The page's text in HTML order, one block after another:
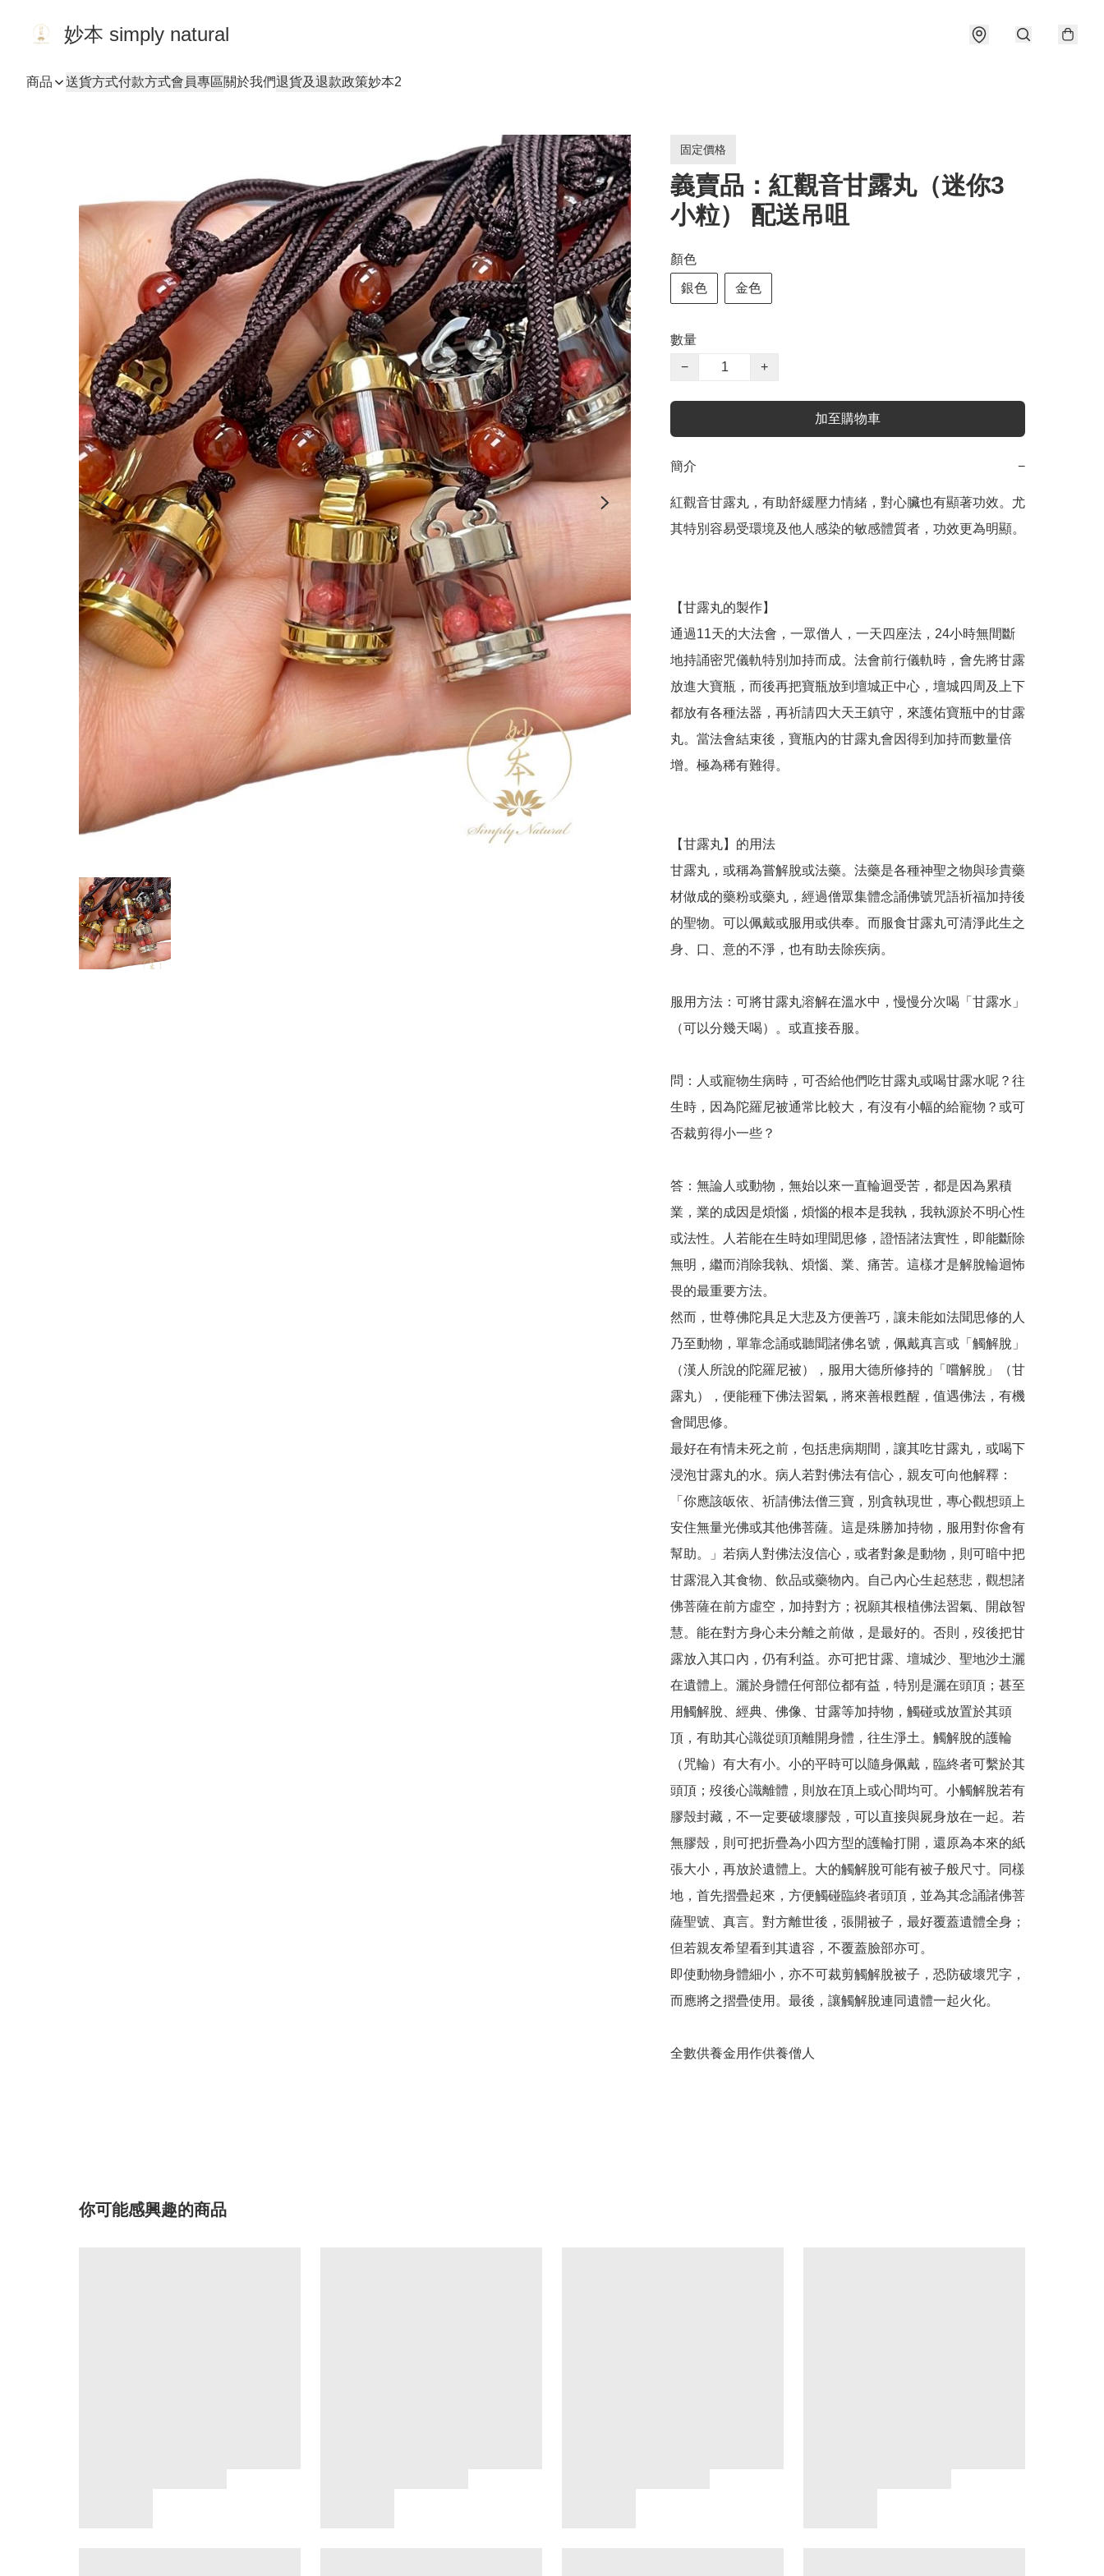
妙本 simply natural
商品 送貨方式付款方式會員專區關於我們退貨及退款政策妙本2
固定價格
義賣品：紅觀音甘露丸（迷你3
小粒） 配送吊咀
顏色
銀色 金色
數量
−
+
加至購物車
簡介 −
紅觀音甘露丸，有助舒緩壓力情緒，對心臟也有顯著功效。尤
其特別容易受環境及他人感染的敏感體質者，功效更為明顯。
【甘露丸的製作】
通過11天的大法會，一眾僧人，一天四座法，24小時無間斷
地持誦密咒儀軌特別加持而成。法會前行儀軌時，會先將甘露
放進大寶瓶，而後再把寶瓶放到壇城正中心，壇城四周及上下
都放有各種法器，再祈請四大天王鎮守，來護佑寶瓶中的甘露
丸。當法會結束後，寶瓶內的甘露丸會因得到加持而數量倍
增。極為稀有難得。
【甘露丸】的用法
甘露丸，或稱為嘗解脫或法藥。法藥是各種神聖之物與珍貴藥
材做成的藥粉或藥丸，經過僧眾集體念誦佛號咒語祈福加持後
的聖物。可以佩戴或服用或供奉。而服食甘露丸可清淨此生之
身、口、意的不淨，也有助去除疾病。
服用方法：可將甘露丸溶解在溫水中，慢慢分次喝「甘露水」
（可以分幾天喝）。或直接吞服。
問：人或寵物生病時，可否給他們吃甘露丸或喝甘露水呢？往
生時，因為陀羅尼被通常比較大，有沒有小幅的給寵物？或可
否裁剪得小一些？
答：無論人或動物，無始以來一直輪迴受苦，都是因為累積
業，業的成因是煩惱，煩惱的根本是我執，我執源於不明心性
或法性。人若能在生時如理聞思修，證悟諸法實性，即能斷除
無明，繼而消除我執、煩惱、業、痛苦。這樣才是解脫輪迴怖
畏的最重要方法。
然而，世尊佛陀具足大悲及方便善巧，讓未能如法聞思修的人
乃至動物，單靠念誦或聽聞諸佛名號，佩戴真言或「觸解脫」
（漢人所說的陀羅尼被），服用大德所修持的「嚐解脫」（甘
露丸），便能種下佛法習氣，將來善根甦醒，值遇佛法，有機
會聞思修。
最好在有情未死之前，包括患病期間，讓其吃甘露丸，或喝下
浸泡甘露丸的水。病人若對佛法有信心，親友可向他解釋：
「你應該皈依、祈請佛法僧三寶，別貪執現世，專心觀想頭上
安住無量光佛或其他佛菩薩。這是殊勝加持物，服用對你會有
幫助。」若病人對佛法沒信心，或者對象是動物，則可暗中把
甘露混入其食物、飲品或藥物內。自己內心生起慈悲，觀想諸
佛菩薩在前方虛空，加持對方；祝願其根植佛法習氣、開啟智
慧。能在對方身心未分離之前做，是最好的。否則，歿後把甘
露放入其口內，仍有利益。亦可把甘露、壇城沙、聖地沙土灑
在遺體上。灑於身體任何部位都有益，特別是灑在頭頂；甚至
用觸解脫、經典、佛像、甘露等加持物，觸碰或放置於其頭
頂，有助其心識從頭頂離開身體，往生淨土。觸解脫的護輪
（咒輪）有大有小。小的平時可以隨身佩戴，臨終者可繫於其
頭頂；歿後心識離體，則放在頂上或心間均可。小觸解脫若有
膠殼封藏，不一定要破壞膠殼，可以直接與屍身放在一起。若
無膠殼，則可把折疊為小四方型的護輪打開，還原為本來的紙
張大小，再放於遺體上。大的觸解脫可能有被子般尺寸。同樣
地，首先摺疊起來，方便觸碰臨終者頭頂，並為其念誦諸佛菩
薩聖號、真言。對方離世後，張開被子，最好覆蓋遺體全身；
但若親友希望看到其遺容，不覆蓋臉部亦可。
即使動物身體細小，亦不可裁剪觸解脫被子，恐防破壞咒字，
而應將之摺疊使用。最後，讓觸解脫連同遺體一起火化。
全數供養金用作供養僧人
你可能感興趣的商品